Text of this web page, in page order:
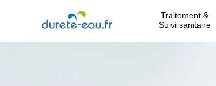
Traitement &
Suivi sanitaire